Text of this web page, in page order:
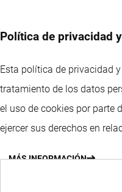
Política de privacidad
Esta política de privacidad
tratamiento de los datos
el uso de cookies por parte
ejercer sus derechos en
MÁS INFORMACIÓN